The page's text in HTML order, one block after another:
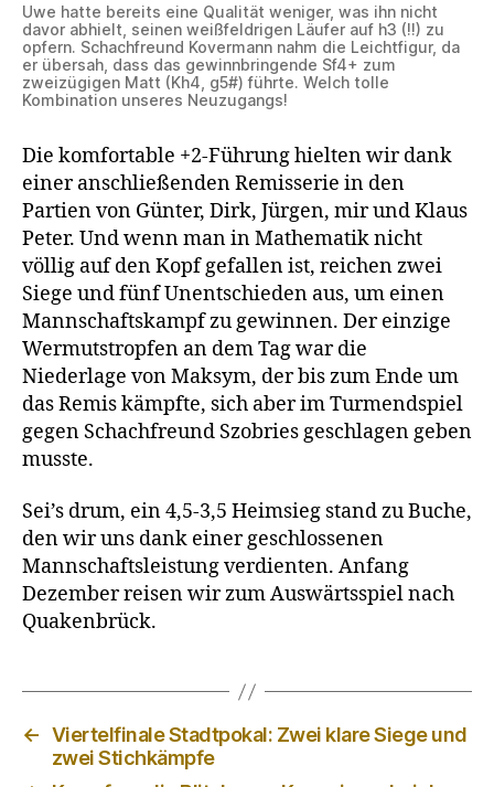
Uwe hatte bereits eine Qualität weniger, was ihn nicht
davor abhielt, seinen weißfeldrigen Läufer auf h3 (!!) zu
opfern. Schachfreund Kovermann nahm die Leichtfigur, da
er übersah, dass das gewinnbringende Sf4+ zum
zweizügigen Matt (Kh4, g5#) führte. Welch tolle
Kombination unseres Neuzugangs!
Die komfortable +2-Führung hielten wir dank
einer anschließenden Remisserie in den
Partien von Günter, Dirk, Jürgen, mir und Klaus
Peter. Und wenn man in Mathematik nicht
völlig auf den Kopf gefallen ist, reichen zwei
Siege und fünf Unentschieden aus, um einen
Mannschaftskampf zu gewinnen. Der einzige
Wermutstropfen an dem Tag war die
Niederlage von Maksym, der bis zum Ende um
das Remis kämpfte, sich aber im Turmendspiel
gegen Schachfreund Szobries geschlagen geben
musste.
Sei’s drum, ein 4,5-3,5 Heimsieg stand zu Buche,
den wir uns dank einer geschlossenen
Mannschaftsleistung verdienten. Anfang
Dezember reisen wir zum Auswärtsspiel nach
Quakenbrück.
← Viertelfinale Stadtpokal: Zwei klare Siege und
zwei Stichkämpfe